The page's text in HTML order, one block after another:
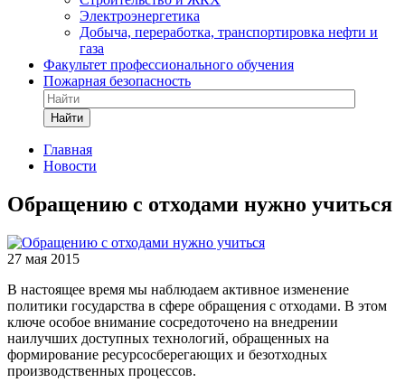
Электроэнергетика
Добыча, переработка, транспортировка нефти и
газа
Факультет профессионального обучения
Пожарная безопасность
Найти
Главная
Новости
Обращению с отходами нужно учиться
27 мая 2015
В настоящее время мы наблюдаем активное изменение
политики государства в сфере обращения с отходами. В этом
ключе особое внимание сосредоточено на внедрении
наилучших доступных технологий, обращенных на
формирование ресурсосберегающих и безотходных
производственных процессов.